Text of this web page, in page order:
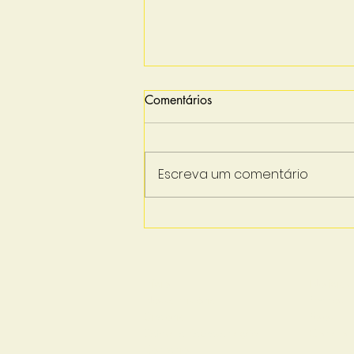
Canetinhas emagrecedoras
Comentários
Escreva um comentário